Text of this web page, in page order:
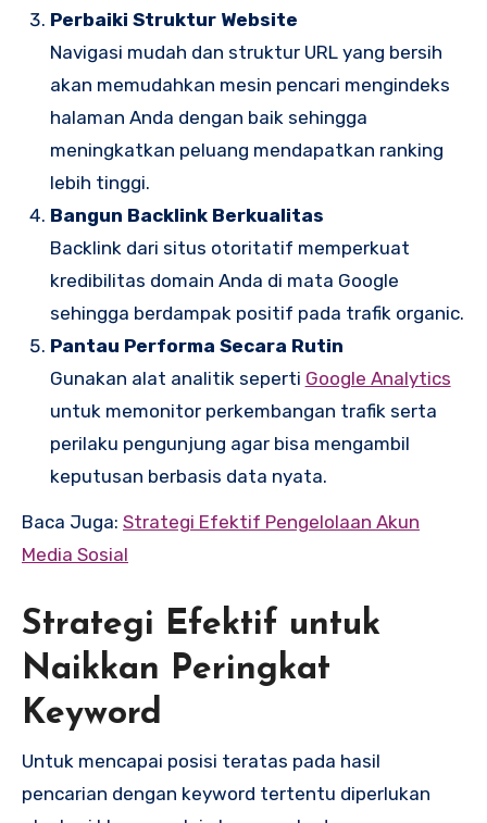
Perbaiki Struktur Website
Navigasi mudah dan struktur URL yang bersih
akan memudahkan mesin pencari mengindeks
halaman Anda dengan baik sehingga
meningkatkan peluang mendapatkan ranking
lebih tinggi.
Bangun Backlink Berkualitas
Backlink dari situs otoritatif memperkuat
kredibilitas domain Anda di mata Google
sehingga berdampak positif pada trafik organic.
Pantau Performa Secara Rutin
Gunakan alat analitik seperti Google Analytics
untuk memonitor perkembangan trafik serta
perilaku pengunjung agar bisa mengambil
keputusan berbasis data nyata.
Baca Juga: Strategi Efektif Pengelolaan Akun
Media Sosial
Strategi Efektif untuk
Naikkan Peringkat
Keyword
Untuk mencapai posisi teratas pada hasil
pencarian dengan keyword tertentu diperlukan